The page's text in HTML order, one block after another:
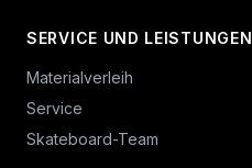
SERVICE UND LEISTUNGEN
Materialverleih
Service
Skateboard-Team